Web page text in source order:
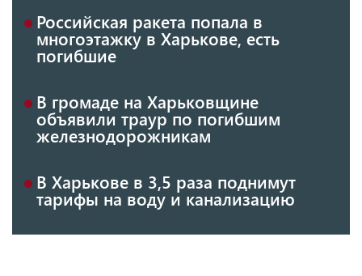
Российская ракета попала в
многоэтажку в Харькове, есть
погибшие
В громаде на Харьковщине
объявили траур по погибшим
железнодорожникам
В Харькове в 3,5 раза поднимут
тарифы на воду и канализацию